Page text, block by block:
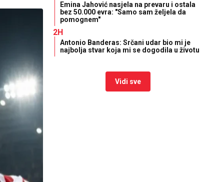
Emina Jahović nasjela na prevaru i ostala
bez 50.000 evra: "Samo sam željela da
pomognem"
2H
Antonio Banderas: Srčani udar bio mi je
najbolja stvar koja mi se dogodila u životu
Vidi sve